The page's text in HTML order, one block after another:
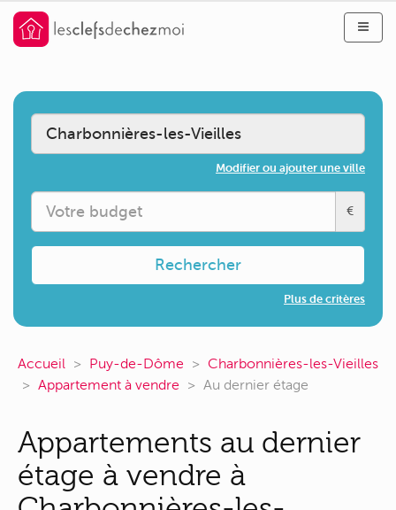
Modifier ou ajouter une ville
€
Rechercher
Plus de critères
Accueil Puy-de-Dôme
Charbonnières-les-Vieilles
Appartement à vendre
Au dernier étage
Appartements au dernier
étage à vendre à